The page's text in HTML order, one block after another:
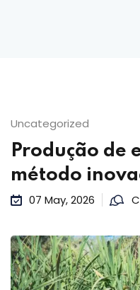
Uncategorized
Produção de
método
07 May, 2026